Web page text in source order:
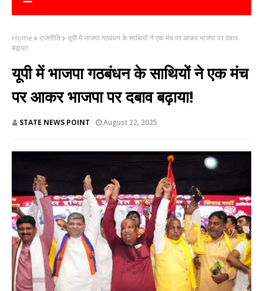
Home राजनीति
यूपी में भाजपा गठबंधन के साथियों ने एक मंच पर आकर भाजपा पर दबाव
बढ़ाया!
यूपी में भाजपा गठबंधन के साथियों ने एक मंच
पर आकर भाजपा पर दबाव बढ़ाया!
STATE NEWS POINT August 22, 2025